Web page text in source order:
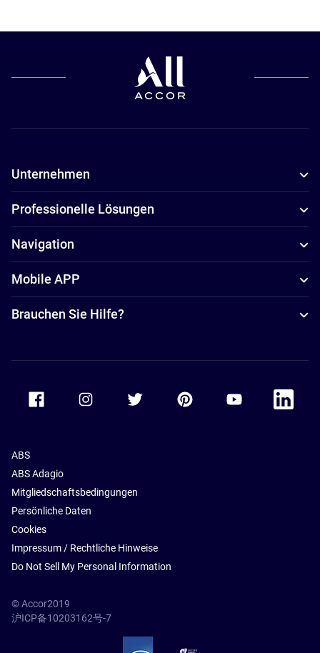
Unternehmen
Professionelle Lösungen
Navigation
Mobile APP
Brauchen Sie Hilfe?
Accor Facebook Accor TwitterAccor PinterestAccor Youtube
Accor
ABS
ABS Adagio
Mitgliedschaftsbedingungen
Persönliche Daten
Cookies
Impressum / Rechtliche Hinweise
Do Not Sell My Personal Information
© Accor2019
沪ICP备10203162号-7